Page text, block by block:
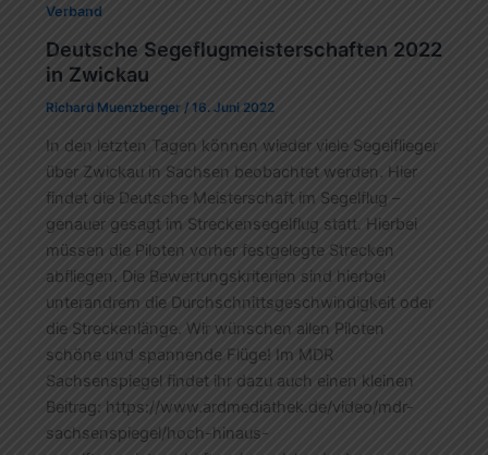
Verband
Deutsche Segeflugmeisterschaften 2022
in Zwickau
Richard Muenzberger / 16. Juni 2022
In den letzten Tagen können wieder viele Segelflieger
über Zwickau in Sachsen beobachtet werden. Hier
findet die Deutsche Meisterschaft im Segelflug –
genauer gesagt im Streckensegelflug statt. Hierbei
müssen die Piloten vorher festgelegte Strecken
abfliegen. Die Bewertungskriterien sind hierbei
unterandrem die Durchschnittsgeschwindigkeit oder
die Streckenlänge. Wir wünschen allen Piloten
schöne und spannende Flüge! Im MDR
Sachsenspiegel findet ihr dazu auch einen kleinen
Beitrag: https://www.ardmediathek.de/video/mdr-
sachsenspiegel/hoch-hinaus-